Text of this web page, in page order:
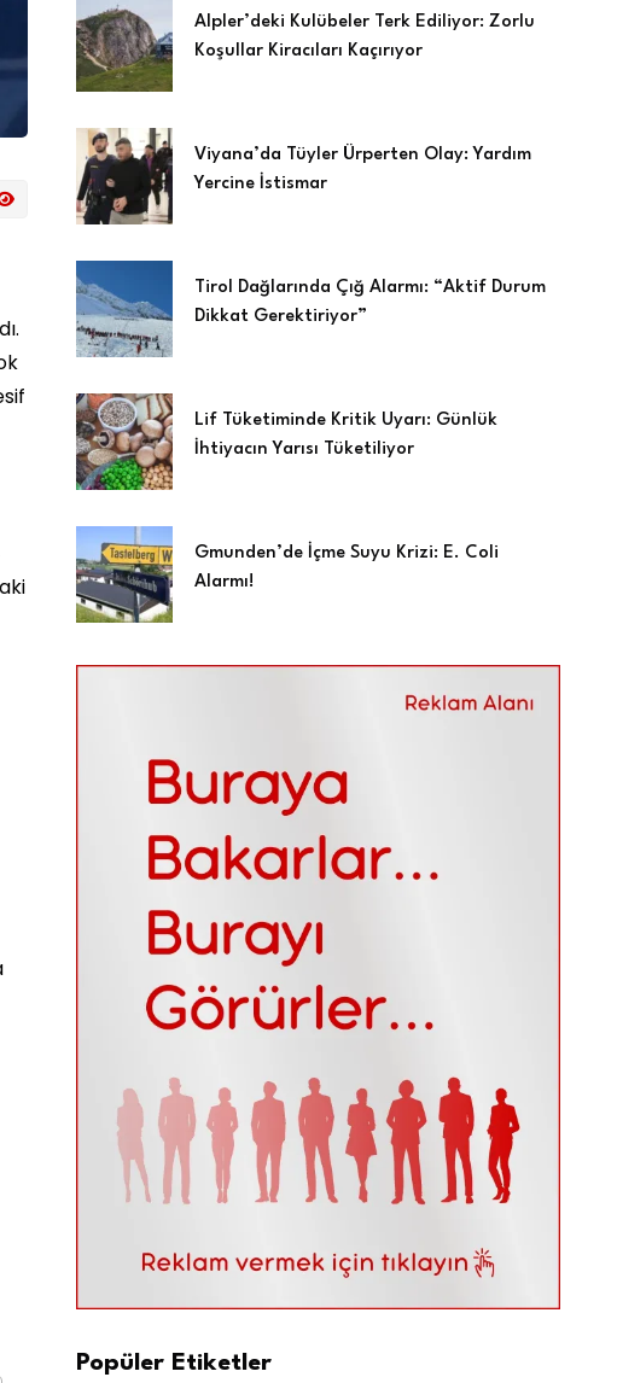
Alpler’deki Kulübeler Terk Ediliyor: Zorlu
Koşullar Kiracıları Kaçırıyor
Viyana’da Tüyler Ürperten Olay: Yardım
Yercine İstismar
Tirol Dağlarında Çığ Alarmı: “Aktif Durum
Dikkat Gerektiriyor”
Lif Tüketiminde Kritik Uyarı: Günlük
İhtiyacın Yarısı Tüketiliyor
Gmunden’de İçme Suyu Krizi: E. Coli
Alarmı!
Popüler Etiketler